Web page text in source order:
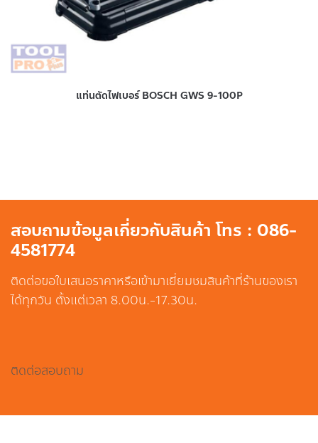
แท่นตัดไฟเบอร์ BOSCH GWS 9-100P
สอบถามข้อมูลเกี่ยวกับสินค้า โทร : 086-
4581774
ติดต่อขอใบเสนอราคาหรือเข้ามาเยี่ยมชมสินค้าที่ร้านของเรา
ได้ทุกวัน ตั้งแต่เวลา 8.00น.-17.30น.
ติดต่อสอบถาม